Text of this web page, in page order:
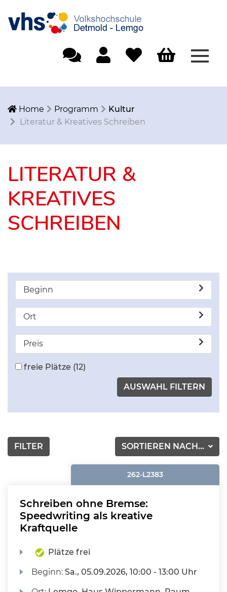
Home Programm
Kultur
Literatur & Kreatives Schreiben
LITERATUR &
KREATIVES
SCHREIBEN
Beginn
Ort
Preis
freie Plätze (12)
SORTIEREN NACH...
FILTER
262-L2383
Schreiben ohne Bremse:
Speedwriting als kreative
Kraftquelle
Plätze frei
Beginn:Sa., 05.09.2026, 10:00 - 13:00 Uhr